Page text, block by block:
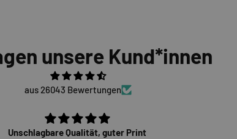
unsere Kund*innen
aus 26043 Bewertungen
Unschlagbare Qualität, guter Print